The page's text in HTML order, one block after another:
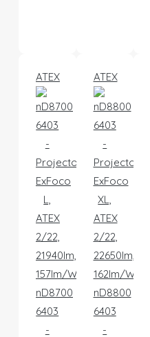
ATEX
nD8700
6403
-
ATEX
nD8800
6403
-